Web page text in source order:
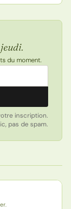
du moment.
inscription.
pas de spam.